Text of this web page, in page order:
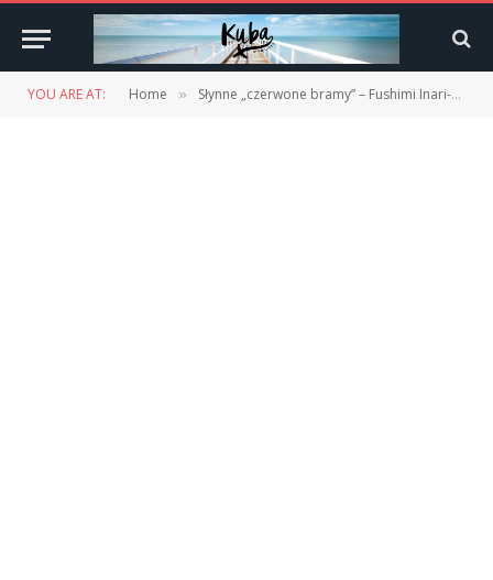
YOU ARE AT: Home » Słynne „czerwone bramy” – Fushimi Inari-Taisha. Kioto.